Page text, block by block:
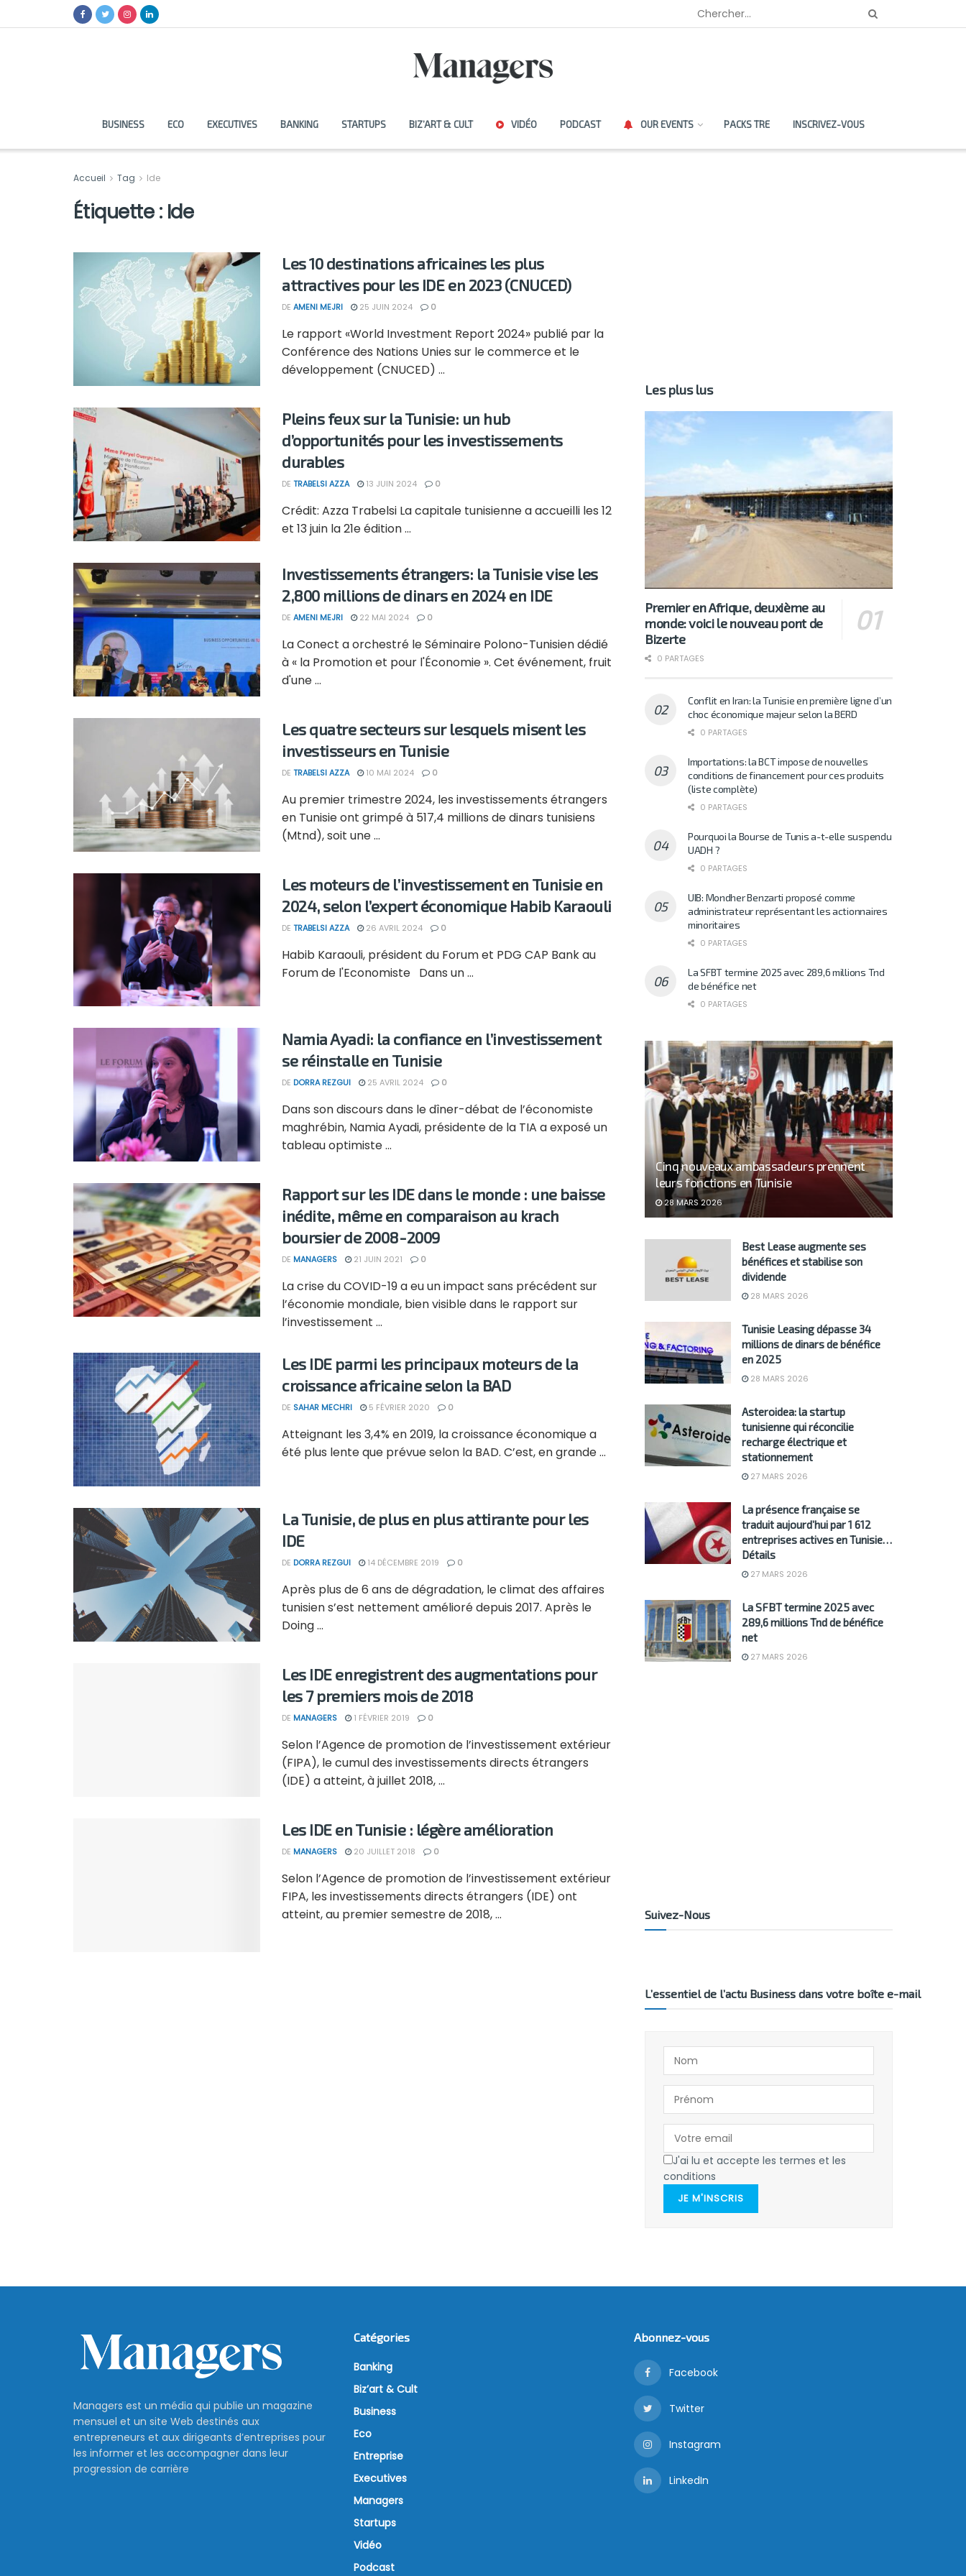
BUSINESS ECO EXECUTIVES BANKING STARTUPS BIZ’ART & CULT VIDÉO PODCAST OUR EVENTS PACKS TRE INSCRIVEZ-VOUS
Accueil Tag Ide
Étiquette : Ide
Les 10 destinations africaines les plus
attractives pour les IDE en 2023 (CNUCED)
DE AMENI MEJRI 25 JUIN 2024 0
Le rapport «World Investment Report 2024» publié par la
Conférence des Nations Unies sur le commerce et le
développement (CNUCED) ...
Pleins feux sur la Tunisie: un hub
d’opportunités pour les investissements
durables
DE TRABELSI AZZA 13 JUIN 2024 0
Crédit: Azza Trabelsi La capitale tunisienne a accueilli les 12
et 13 juin la 21e édition ...
Investissements étrangers: la Tunisie vise les
2,800 millions de dinars en 2024 en IDE
DE AMENI MEJRI 22 MAI 2024 0
La Conect a orchestré le Séminaire Polono-Tunisien dédié
à « la Promotion et pour l'Économie ». Cet événement, fruit
d'une ...
Les quatre secteurs sur lesquels misent les
investisseurs en Tunisie
DE TRABELSI AZZA 10 MAI 2024 0
Au premier trimestre 2024, les investissements étrangers
en Tunisie ont grimpé à 517,4 millions de dinars tunisiens
(Mtnd), soit une ...
Les moteurs de l’investissement en Tunisie en
2024, selon l’expert économique Habib Karaouli
DE TRABELSI AZZA 26 AVRIL 2024 0
Habib Karaouli, président du Forum et PDG CAP Bank au
Forum de l'Economiste Dans un ...
Namia Ayadi: la confiance en l’investissement
se réinstalle en Tunisie
DE DORRA REZGUI 25 AVRIL 2024 0
Dans son discours dans le dîner-débat de l’économiste
maghrébin, Namia Ayadi, présidente de la TIA a exposé un
tableau optimiste ...
Rapport sur les IDE dans le monde : une baisse
inédite, même en comparaison au krach
boursier de 2008-2009
DE MANAGERS 21 JUIN 2021 0
La crise du COVID-19 a eu un impact sans précédent sur
l’économie mondiale, bien visible dans le rapport sur
l’investissement ...
Les IDE parmi les principaux moteurs de la
croissance africaine selon la BAD
DE SAHAR MECHRI 5 FÉVRIER 2020 0
Atteignant les 3,4% en 2019, la croissance économique a
été plus lente que prévue selon la BAD. C’est, en grande ...
La Tunisie, de plus en plus attirante pour les
IDE
DE DORRA REZGUI 14 DÉCEMBRE 2019 0
Après plus de 6 ans de dégradation, le climat des affaires
tunisien s’est nettement amélioré depuis 2017. Après le
Doing ...
Les IDE enregistrent des augmentations pour
les 7 premiers mois de 2018
DE MANAGERS 1 FÉVRIER 2019 0
Selon l’Agence de promotion de l’investissement extérieur
(FIPA), le cumul des investissements directs étrangers
(IDE) a atteint, à juillet 2018, ...
Les IDE en Tunisie : légère amélioration
DE MANAGERS 20 JUILLET 2018 0
Selon l’Agence de promotion de l’investissement extérieur
FIPA, les investissements directs étrangers (IDE) ont
atteint, au premier semestre de 2018, ...
Les plus lus
Premier en Afrique, deuxième au
monde: voici le nouveau pont de
Bizerte
0 PARTAGES
Conflit en Iran: la Tunisie en première ligne d’un
choc économique majeur selon la BERD
0 PARTAGES
Importations: la BCT impose de nouvelles
conditions de financement pour ces produits
(liste complète)
0 PARTAGES
Pourquoi la Bourse de Tunis a-t-elle suspendu
UADH ?
0 PARTAGES
UIB: Mondher Benzarti proposé comme
administrateur représentant les actionnaires
minoritaires
0 PARTAGES
La SFBT termine 2025 avec 289,6 millions Tnd
de bénéfice net
0 PARTAGES
Cinq nouveaux ambassadeurs prennent
leurs fonctions en Tunisie
28 MARS 2026
Best Lease augmente ses
bénéfices et stabilise son
dividende
28 MARS 2026
Tunisie Leasing dépasse 34
millions de dinars de bénéfice
en 2025
28 MARS 2026
Asteroidea: la startup
tunisienne qui réconcilie
recharge électrique et
stationnement
27 MARS 2026
La présence française se
traduit aujourd’hui par 1 612
entreprises actives en Tunisie…
Détails
27 MARS 2026
La SFBT termine 2025 avec
289,6 millions Tnd de bénéfice
net
27 MARS 2026
Suivez-Nous
L’essentiel de l’actu Business dans votre boîte e-mail
J'ai lu et accepte les termes et les
conditions
JE M'INSCRIS
Managers est un média qui publie un magazine
mensuel et un site Web destinés aux
entrepreneurs et aux dirigeants d’entreprises pour
les informer et les accompagner dans leur
progression de carrière
Catégories
Banking
Biz’art & Cult
Business
Eco
Entreprise
Executives
Managers
Startups
Vidéo
Podcast
Abonnez-vous
Facebook
Twitter
Instagram
LinkedIn